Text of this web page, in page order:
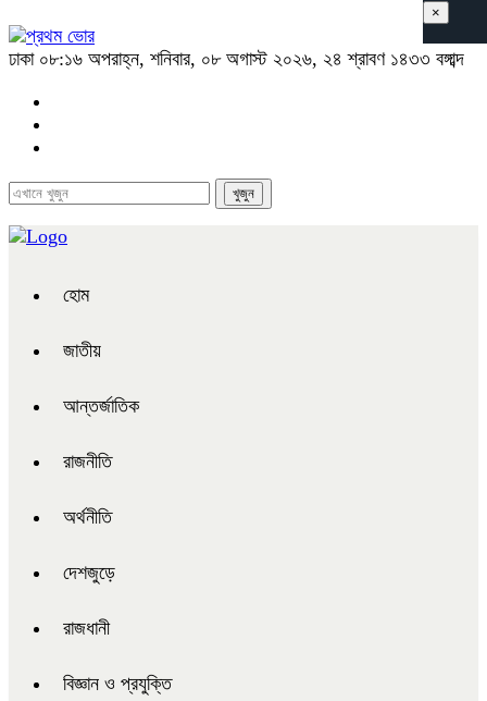
ঢাকা ০৮:১৬ অপরাহ্ন, শনিবার, ০৮ অগাস্ট ২০২৬, ২৪ শ্রাবণ ১৪৩৩ বঙ্গাব্দ
হোম
জাতীয়
আন্তর্জাতিক
রাজনীতি
অর্থনীতি
দেশজুড়ে
রাজধানী
বিজ্ঞান ও প্রযুক্তি
×